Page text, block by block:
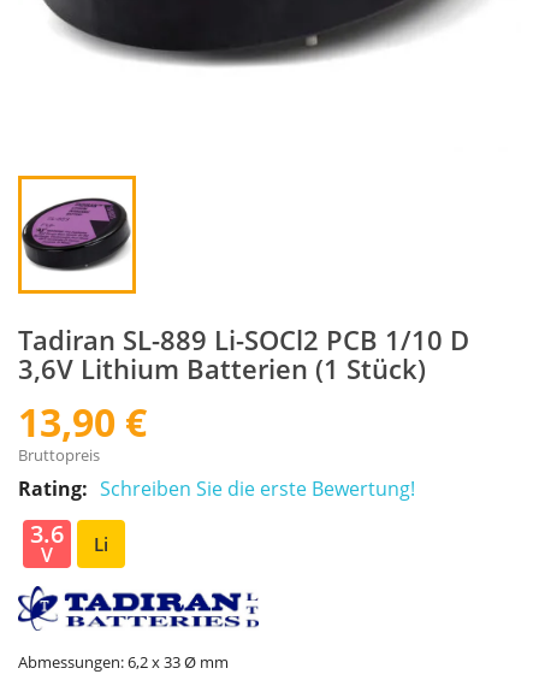
Tadiran SL-889 Li-SOCl2 PCB 1/10 D
3,6V Lithium Batterien (1 Stück)
13,90 €
Bruttopreis
Rating: Schreiben Sie die erste Bewertung!
3.6
V Li
Abmessungen: 6,2 x 33 Ø mm